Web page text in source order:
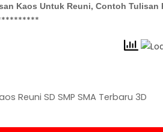
Kaos Untuk Reuni, Contoh Tulisan
Reuni SD SMP SMA Terbaru 3D